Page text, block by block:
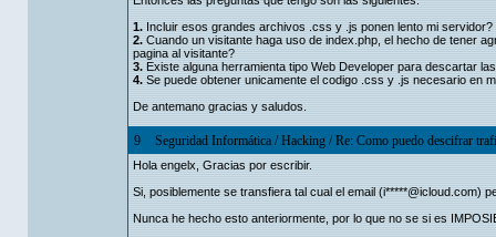
1.Incluir esos grandes archivos .css y .js ponen lento mi servidor?
2.Cuando un visitante haga uso de index.php, el hecho de tener
pagina al visitante?
3.Existe alguna herramienta tipo Web Developer para descartar
4.Se puede obtener unicamente el codigo .css y .js necesario en
De antemano gracias y saludos.
9 Seguridad Informática/Hacking/Re: Como puedo descifrar
Hola engelx, Gracias por escribir.
Si, posiblemente se transfiera tal cual el email (i*****@icloud.com)
Nunca he hecho esto anteriormente, por lo que no se si es